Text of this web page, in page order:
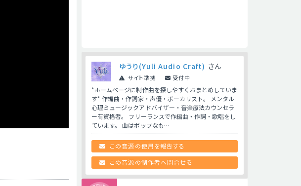
ゆうり(Yuli Audio Craft) さん
サイト準拠 受付中
*ホームページに制作曲を探しやすくおまとめしていま
す* 作編曲・作詞家・声優・ボーカリスト。 メンタル
心理ミュージックアドバイザー・音楽療法カウンセラ
ー有資格者。 フリーランスで作編曲・作詞・歌唱をし
ています。 曲はポップなも…
この音源の使用を報告する
この音源の制作者へ問合せる